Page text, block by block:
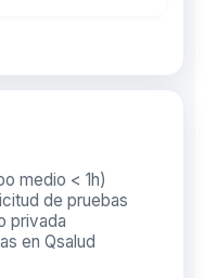
medio < 1h)
de pruebas
privada
en Qsalud